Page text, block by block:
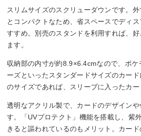
スリムサイズのスクリューダウンです。
とコンパクトなため、省スペースでディ
すすめ。別売のスタンドを利用すれば、
ます。
収納部の内寸が約8.9×6.4cmなので、ポケ
ーズといったスタンダードサイズのカー
のサイズであれば、スリーブに入ったカー
透明なアクリル製で、カードのデザイン
す。「UVプロテクト」機能を搭載し、紫
きると謳われているのもメリット。カー